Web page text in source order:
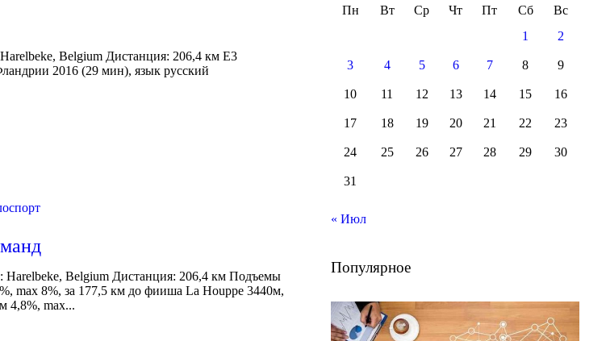
Belgium Дистанция: 206,4 км E3
2016 (29 мин), язык русский
Belgium Дистанция: 206,4 км Подъемы
max 8%, за 177,5 км до фииша La Houppe 3440м,
4,8%, max...
Пн Вт Ср Чт Пт Сб
Вс
1
2
3 4 5 6 7 8 9
10 11 12 13 14 15 16
17 18 19 20 21 22 23
24 25 26 27 28 29 30
31
« Июл
Популярное